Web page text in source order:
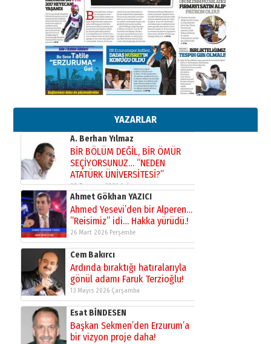
YAZARLAR
Kenan GÜLERCİ
Murat Şahsuvaroğlu ERKON’da
çıtayı yukarı taşırken,
yönetimdekiler aşağı
çekmemeli!
17 Şubat 2026 SalıOrhan BOZKURT
Bir fotoğraf, bir şehir, bir
gazeteci… Dizginler kimin
A. Berhan Yılmaz
BİR BÖLÜM DEĞİL, BİR ÖMÜR
SEÇİYORSUNUZ… “NEDEN
ATATÜRK ÜNİVERSİTESİ?”
28 Temmuz 2026 Salı
Ahmet Gökhan YAZICI
Ahmed Yesevi’den bir Alperen…
”Reisimiz” idi… Hakka yürüdü.!
26 Mart 2026 Perşembe
Cem Bakırcı
Ardında bıraktığı hatıralarıyla
gönül adamı Faruk Terzioğlu!
13 Mayıs 2026 Çarşamba
Esat BİNDESEN
Başkan Sekmen’den Erzurum’a
bir vizyon proje daha!